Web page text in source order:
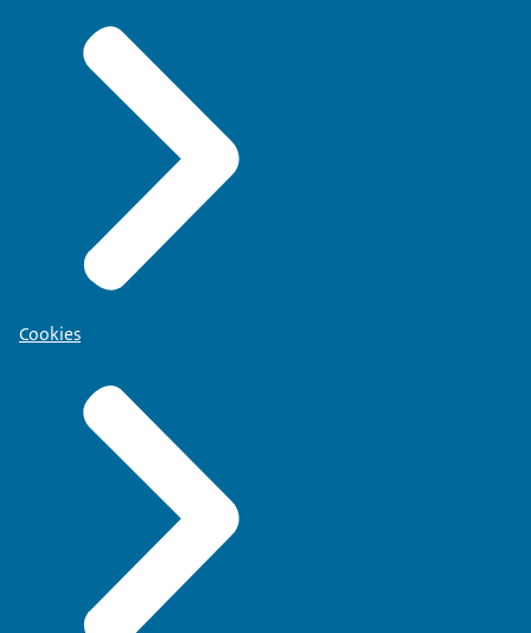
Cookies